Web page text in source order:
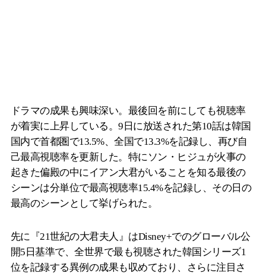
ドラマの成果も興味深い。最後回を前にしても視聴率
が着実に上昇している。9日に放送された第10話は韓国
国内で首都圏で13.5%、全国で13.3%を記録し、再び自
己最高視聴率を更新した。特にソン・ヒジュが火事の
起きた偏殿の中にイアン大君がいることを知る最後の
シーンは分単位で最高視聴率15.4%を記録し、その日の
最高のシーンとして挙げられた。
先に『21世紀の大君夫人』はDisney+でのグローバル公
開5日基準で、全世界で最も視聴された韓国シリーズ1
位を記録する異例の成果も収めており、さらに注目さ